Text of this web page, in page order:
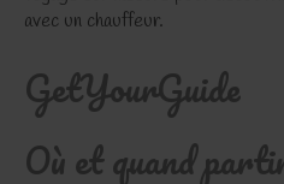
avec un chauffeur.
GetYourGuide
Où et quand